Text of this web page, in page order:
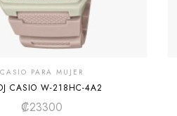
CASIO PARA MUJER
CASIO W-218HC-4A2
₡23300